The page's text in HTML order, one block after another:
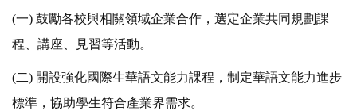
(一) 鼓勵各校與相關領域企業合作，選定企業共同規劃課
程、講座、見習等活動。
(二) 開設強化國際生華語文能力課程，制定華語文能力進步
標準，協助學生符合產業界需求。